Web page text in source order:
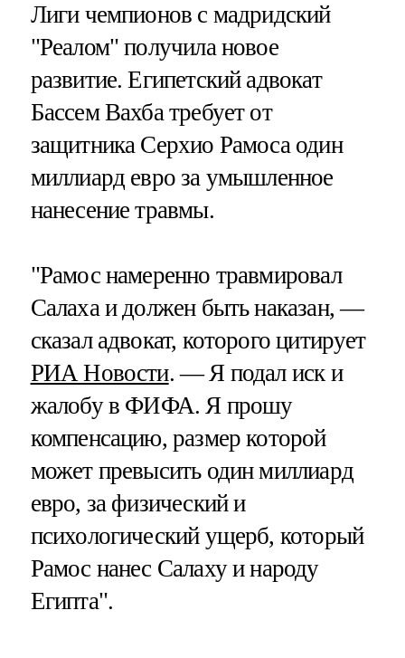
Лиги чемпионов с мадридский
"Реалом" получила новое
развитие. Египетский адвокат
Бассем Вахба требует от
защитника Серхио Рамоса один
миллиард евро за умышленное
нанесение травмы.
"Рамос намеренно травмировал
Салаха и должен быть наказан, —
сказал адвокат, которого цитирует
РИА Новости. — Я подал иск и
жалобу в ФИФА. Я прошу
компенсацию, размер которой
может превысить один миллиард
евро, за физический и
психологический ущерб, который
Рамос нанес Салаху и народу
Египта".